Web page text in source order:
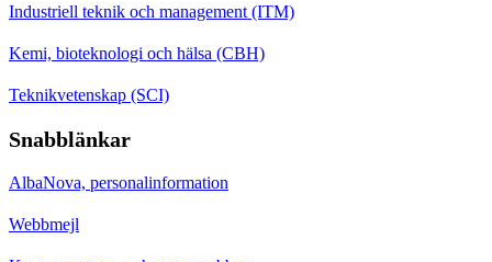
Industriell teknik och management (ITM)
Kemi, bioteknologi och hälsa (CBH)
Teknikvetenskap (SCI)
Snabblänkar
AlbaNova, personalinformation
Webbmejl